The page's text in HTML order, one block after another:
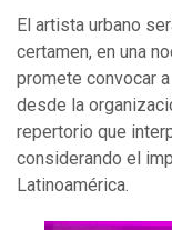
El artista urbano
certamen, en una
promete convocar
desde la
repertorio que
considerando el
Latinoamérica.